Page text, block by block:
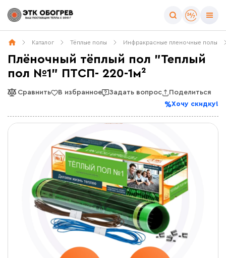
Каталог Тёплые полы Инфракрасные пленочные полы
Плёночный тёплый пол "Теплый
пол №1" ПТСП- 220-1м²
Сравнить В избранное Задать вопрос
Поделиться
Хочу скидку!